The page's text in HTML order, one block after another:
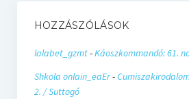
HOZZÁSZÓLÁSOK
lalabet_gzmt-Káoszkommandó: 61.
Shkola onlain_eaEr-
2. / Suttogó